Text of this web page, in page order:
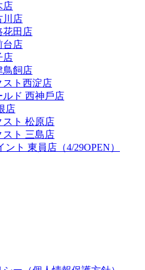
店
川店
花田店
台店
店
鳥飼店
スト西淀店
ルド ⻄神戶店
店
スト 松原店
スト 三島店
ト 東員店（4/29OPEN）